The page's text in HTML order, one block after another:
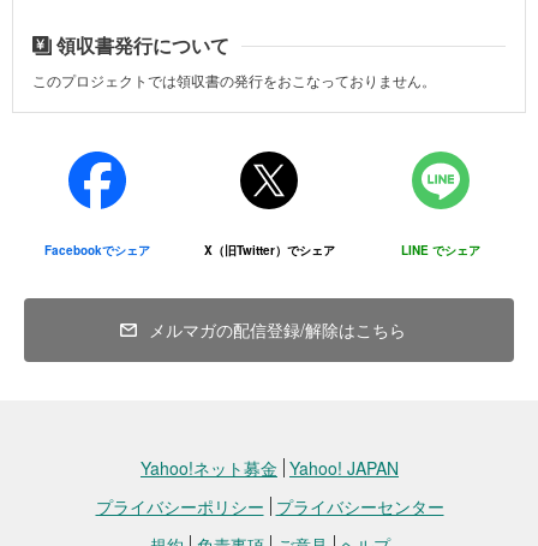
領収書発行について
このプロジェクトでは領収書の発行をおこなっておりません。
Facebookでシェア X（旧Twitter）でシェア LINE でシェア
メルマガの配信登録/解除はこちら
Yahoo!ネット募金 Yahoo! JAPAN
プライバシーポリシー プライバシーセンター